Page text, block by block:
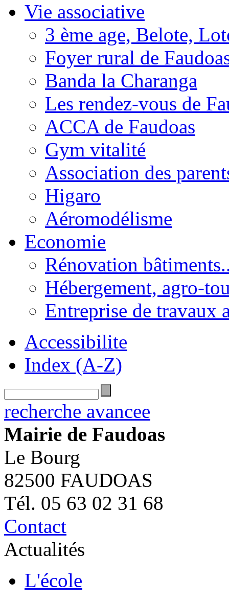
Vie associative
3 ème age, Belote,
Foyer rural de
Banda la Charanga
Les rendez-vous de
ACCA de Faudoas
Gym vitalité
Association des
Higaro
Aéromodélisme
Economie
Rénovation
Hébergement, agro-
Entreprise de travaux
Accessibilite
Index (A-Z)
recherche avancee
Mairie de Faudoas
Le Bourg
82500 FAUDOAS
Tél. 05 63 02 31 68
Contact
Actualités
L'école